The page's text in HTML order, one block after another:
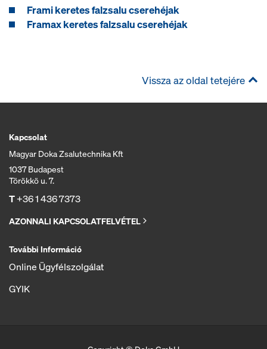
Frami keretes falzsalu cserehéjak
Framax keretes falzsalu cserehéjak
Vissza az oldal tetejére
Kapcsolat
Magyar Doka Zsalutechnika Kft
1037 Budapest
Törökkö u. 7.
T+36 1 436 7373
AZONNALI KAPCSOLATFELVÉTEL
További Információ
Online Ügyfélszolgálat
GYIK